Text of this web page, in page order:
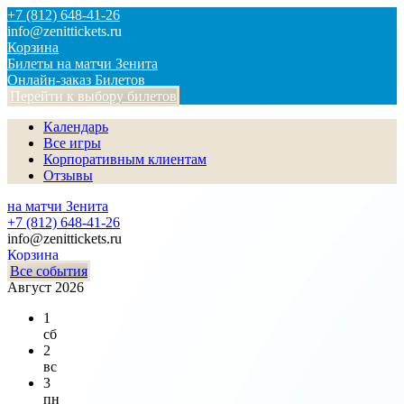
+7 (812) 648-41-26
info@zenittickets.ru
Корзина
Билеты на матчи Зенита
Онлайн-заказ Билетов
Перейти к выбору билетов
Календарь
Все игры
Корпоративным клиентам
Отзывы
на матчи Зенита
+7 (812) 648-41-26
info@zenittickets.ru
Корзина
Все события
Август 2026
1
сб
2
вс
3
пн